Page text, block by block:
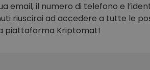
Scoperta investimenti
Trova la tua strategia crypto
email, il numero di telefono e
riuscirai ad accedere a tutte le
piattaforma Kriptomat!